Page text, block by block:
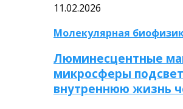
11.02.2026
Молекулярная
Люминесцентные
микросферы
внутреннюю жизнь